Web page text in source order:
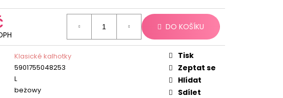
DO KOŠÍKU
Klasické kalhotky
5901755048253
L
beżowy
Tisk
Zeptat se
Hlídat
Sdílet